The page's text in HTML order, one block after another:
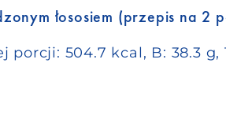
łososiem (przepis na 2
porcji: 504.7 kcal, B: 38.3 g,